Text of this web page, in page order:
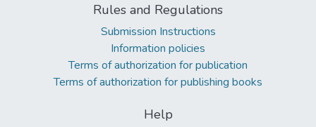
Rules and Regulations
Submission Instructions
Information policies
Terms of authorization for publication
Terms of authorization for publishing books
Help